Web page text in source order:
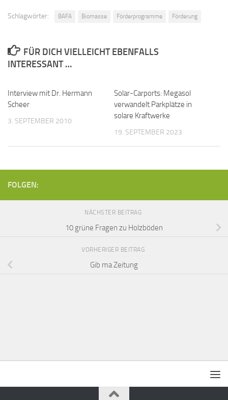
Schlagwörter: BAFA Biomasse Förderprogramme Förderung
FÜR DICH VIELLEICHT EBENFALLS
INTERESSANT …
Interview mit Dr. Hermann
Scheer
3. SEPTEMBER 2010
Solar-Carports: Megasol
verwandelt Parkplätze in
solare Kraftwerke
19. SEPTEMBER 2023
FOLGEN:
NÄCHSTER BEITRAG
10 grüne Fragen zu Holzböden
VORHERIGER BEITRAG
Gib ma Zeitung